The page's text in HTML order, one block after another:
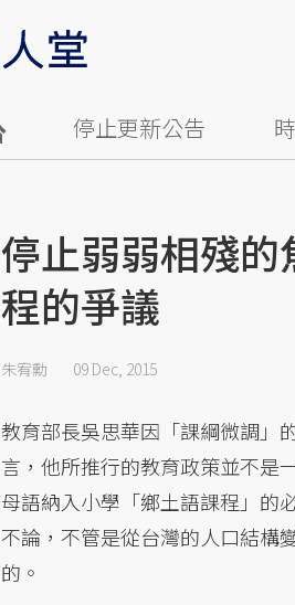
停止更新公告
停止弱弱相殘
程的爭議
朱宥勳 09 Dec, 2015
教育部長吳思華因「課綱微調」
言，他所推行的教育政策並不是
母語納入小學「鄉土語課程」的
不論，不管是從台灣的人口結構
的。